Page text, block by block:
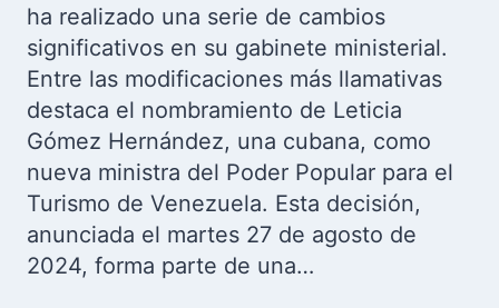
ha realizado una serie de cambios
significativos en su gabinete ministerial.
Entre las modificaciones más llamativas
destaca el nombramiento de Leticia
Gómez Hernández, una cubana, como
nueva ministra del Poder Popular para el
Turismo de Venezuela. Esta decisión,
anunciada el martes 27 de agosto de
2024, forma parte de una…